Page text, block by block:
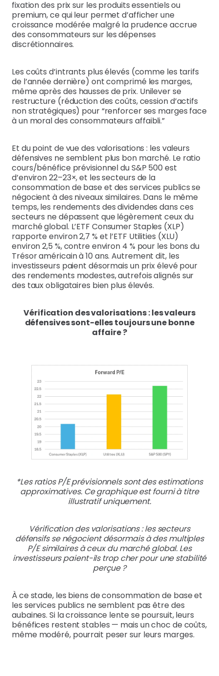
fixation des prix sur les produits essentiels ou
premium, ce qui leur permet d’afficher une
croissance modérée malgré la prudence accrue
des consommateurs sur les dépenses
discrétionnaires.
Les coûts d’intrants plus élevés (comme les tarifs
de l’année dernière) ont comprimé les marges,
même après des hausses de prix. Unilever se
restructure (réduction des coûts, cession d’actifs
non stratégiques) pour “renforcer ses marges face
à un moral des consommateurs affaibli.”
Et du point de vue des valorisations : les valeurs
défensives ne semblent plus bon marché. Le ratio
cours/bénéfice prévisionnel du S&P 500 est
d’environ 22–23×, et les secteurs de la
consommation de base et des services publics se
négocient à des niveaux similaires. Dans le même
temps, les rendements des dividendes dans ces
secteurs ne dépassent que légèrement ceux du
marché global. L’ETF Consumer Staples (XLP)
rapporte environ 2,7 % et l’ETF Utilities (XLU)
environ 2,5 %, contre environ 4 % pour les bons du
Trésor américain à 10 ans. Autrement dit, les
investisseurs paient désormais un prix élevé pour
des rendements modestes, autrefois alignés sur
des taux obligataires bien plus élevés.
Vérification des valorisations : les valeurs
défensives sont-elles toujours une bonne
affaire ?
*Les ratios P/E prévisionnels sont des estimations
approximatives. Ce graphique est fourni à titre
illustratif uniquement.
Vérification des valorisations : les secteurs
défensifs se négocient désormais à des multiples
P/E similaires à ceux du marché global. Les
investisseurs paient-ils trop cher pour une stabilité
perçue ?
À ce stade, les biens de consommation de base et
les services publics ne semblent pas être des
aubaines. Si la croissance lente se poursuit, leurs
bénéfices restent stables — mais un choc de coûts,
même modéré, pourrait peser sur leurs marges.